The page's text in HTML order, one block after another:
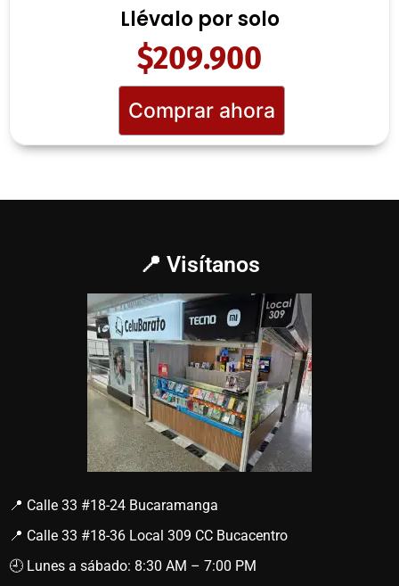
Llévalo por solo
$209.900
Comprar ahora
📍 Visítanos
📍 Calle 33 #18-24 Bucaramanga
📍 Calle 33 #18-36 Local 309 CC Bucacentro
🕘 Lunes a sábado: 8:30 AM – 7:00 PM